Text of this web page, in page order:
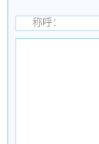
称呼：